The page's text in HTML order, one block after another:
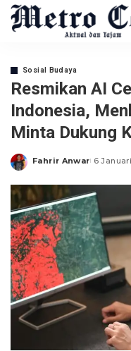
Sosial Budaya
Resmikan AI
Indonesia,
Minta Dukung
Posted
Fahrir Anwar 6